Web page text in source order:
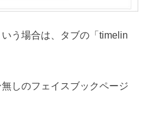
う場合は、タブの「timelin
しのフェイスブックページ